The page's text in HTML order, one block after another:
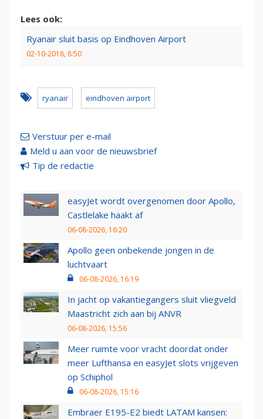
Lees ook:
Ryanair sluit basis op Eindhoven Airport
02-10-2018, 8:50
ryanair eindhoven airport
Verstuur per e-mail
Meld u aan voor de nieuwsbrief
Tip de redactie
easyJet wordt overgenomen door Apollo,
Castlelake haakt af
06-08-2026, 16:20
Apollo geen onbekende jongen in de
luchtvaart
06-08-2026, 16:19
In jacht op vakantiegangers sluit vliegveld
Maastricht zich aan bij ANVR
06-08-2026, 15:56
Meer ruimte voor vracht doordat onder
meer Lufthansa en easyJet slots vrijgeven
op Schiphol
06-08-2026, 15:16
Embraer E195-E2 biedt LATAM kansen: